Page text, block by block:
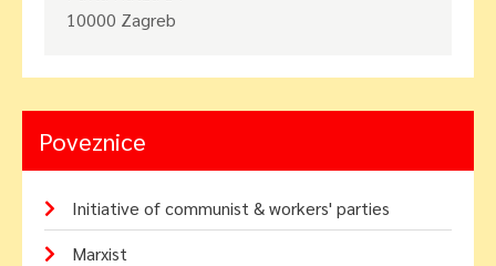
10000 Zagreb
Poveznice
Initiative of communist & workers' parties
Marxist